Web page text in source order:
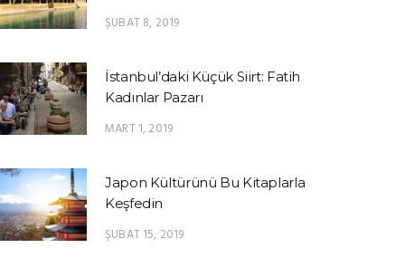
ŞUBAT 8, 2019
İstanbul’daki Küçük Siirt: Fatih
Kadınlar Pazarı
MART 1, 2019
Japon Kültürünü Bu Kitaplarla
Keşfedin
ŞUBAT 15, 2019